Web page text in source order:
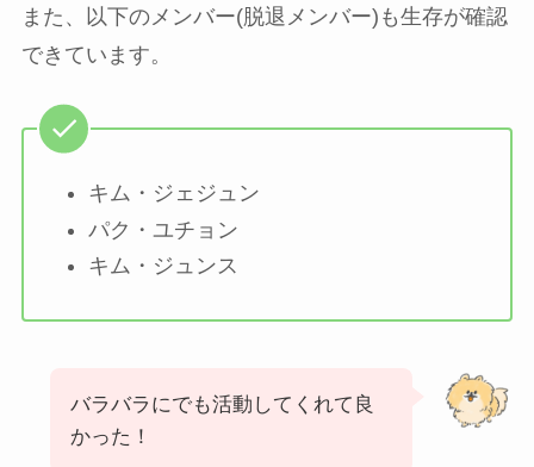
また、以下のメンバー(脱退メンバー)も生存が確認
できています。
キム・ジェジュン
パク・ユチョン
キム・ジュンス
バラバラにでも活動してくれて良
かった！